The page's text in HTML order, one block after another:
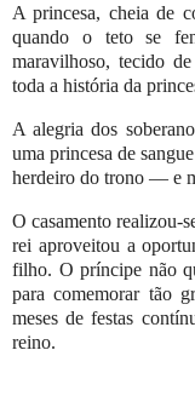
A princesa, cheia de
quando o teto se
maravilhoso, tecido
toda a história da
A alegria dos
uma princesa de
herdeiro do trono — e
O casamento realizou-
rei aproveitou a
filho. O príncipe não
para comemorar tão
meses de festas
reino.